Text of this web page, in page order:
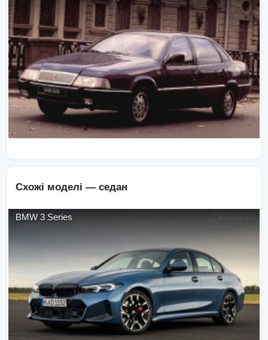
Схожі моделі — седан
BMW 3 Series